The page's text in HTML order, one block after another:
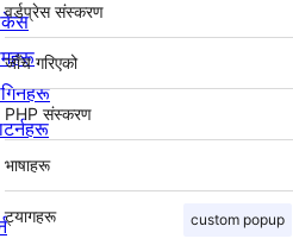
वर्डप्रेस संस्करण
जाँच गरिएको
PHP संस्करण
भाषाहरू
ट्यागहरू custom popup